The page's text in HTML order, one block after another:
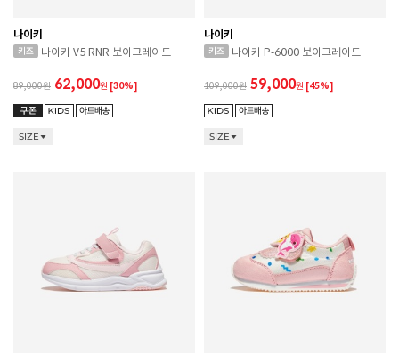
나이키
나이키 V5 RNR 보이그레이드
89,000 62,000원 [30%]
SIZE
나이키
나이키 P-6000 보이그레이드
109,000 59,000원 [45%]
SIZE